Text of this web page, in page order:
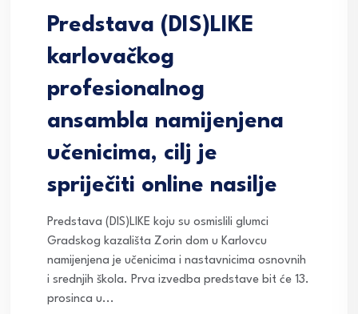
Predstava (DIS)LIKE
karlovačkog
profesionalnog
ansambla namijenjena
učenicima, cilj je
spriječiti online nasilje
Predstava (DIS)LIKE koju su osmislili glumci
Gradskog kazališta Zorin dom u Karlovcu
namijenjena je učenicima i nastavnicima osnovnih
i srednjih škola. Prva izvedba predstave bit će 13.
prosinca u...